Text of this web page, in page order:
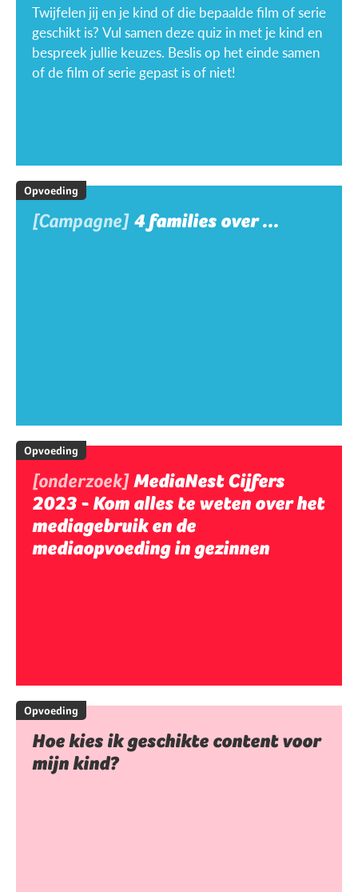
Twijfelen jij en je kind of die bepaalde film of serie
geschikt is? Vul samen deze quiz in met je kind en
bespreek jullie keuzes. Beslis op het einde samen
of de film of serie gepast is of niet!
Opvoeding
[Campagne] 4 families over ...
Opvoeding
[onderzoek]MediaNest Cijfers
2023 - Kom alles te weten over het
mediagebruik en de
mediaopvoeding in gezinnen
Opvoeding
Hoe kies ik geschikte content voor
mijn kind?